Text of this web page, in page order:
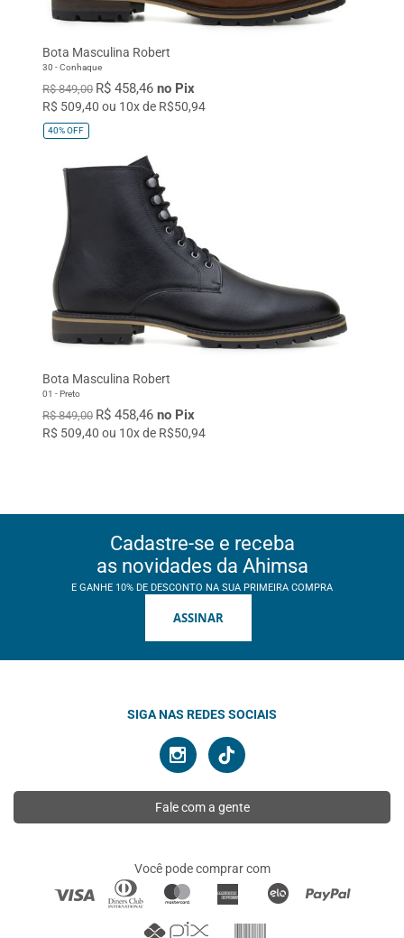
Bota Masculina Robert
30 - Conhaque
R$ 849,00 R$ 458,46 no Pix
R$ 509,40 ou 10x de R$50,94
40%OFF
Bota Masculina Robert
01 - Preto
R$ 849,00 R$ 458,46 no Pix
R$ 509,40 ou 10x de R$50,94
Cadastre-se e receba
as novidades da Ahimsa
E GANHE 10% DE DESCONTO NA SUA PRIMEIRA COMPRA
ASSINAR
SIGA NAS REDES SOCIAIS
Fale com a gente
Você pode comprar com